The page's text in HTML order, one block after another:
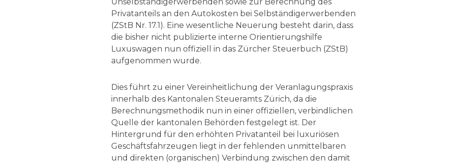
Privatanteils an den Autokosten bei Selbständigerwerbenden
(ZStB Nr. 17.1). Eine wesentliche Neuerung besteht darin, dass
die bisher nicht publizierte interne Orientierungshilfe
Luxuswagen nun offiziell in das Zürcher Steuerbuch (ZStB)
aufgenommen wurde.
Dies führt zu einer Vereinheitlichung der Veranlagungspraxis
innerhalb des Kantonalen Steueramts Zürich, da die
Berechnungsmethodik nun in einer offiziellen, verbindlichen
Quelle der kantonalen Behörden festgelegt ist. Der
Hintergrund für den erhöhten Privatanteil bei luxuriösen
Geschäftsfahrzeugen liegt in der fehlenden unmittelbaren
und direkten (organischen) Verbindung zwischen den damit